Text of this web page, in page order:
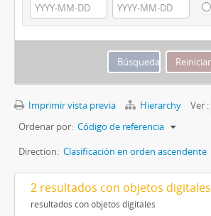
Imprimir vista previa Hierarchy
Ver :
Ordenar por: Código de referencia
Direction: Clasificación en orden ascendente
2 resultados con objetos digitales
resultados con objetos digitales